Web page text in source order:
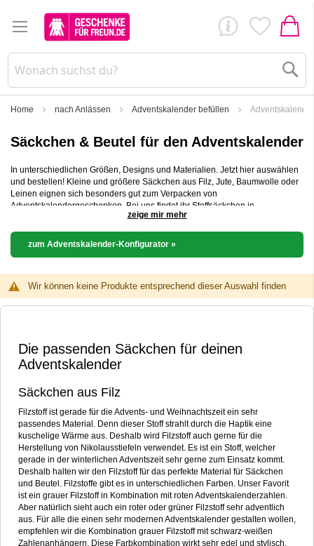
Home nach Anlässen Adventskalender befüllen
Säckchen & Beutel für den Adventskalender
In unterschiedlichen Größen, Designs und Materialien. Jetzt hier auswählen
und bestellen! Kleine und größere Säckchen aus Filz, Jute, Baumwolle oder
Leinen eignen sich besonders gut zum Verpacken von
Adventskalendergeschenken. Bei uns findet ihr Stoffsäckchen in
verschiedenen Größen, Farben und Stoffen. So könnt ihr für jede
Adventskalenderfüllung die genau dafür passende Säckchengröße nach
eurem Geschmack und euren Vorstellungen auswählen. Durch den
praktischen Zugbandverschluss geht es ganz einfach und schnell diese zu
aus Papier an. Aber natürlich haften auch unsere Zahlenaufkleber bzw.
Zahlensticker sehr gut auf den unterschiedlichen Stoffoberflächen.
diese an einem längeren Kordelband der Reihe nach aufgehängt werden.
zeige mir mehr
zum Adventskalender-Konfigurator »
Wir können keine Produkte entsprechend dieser Auswahl finden
Die passenden Säckchen für deinen
Adventskalender
Säckchen aus Filz
Filzstoff ist gerade für die Advents- und Weihnachtszeit ein sehr
passendes Material. Denn dieser Stoff strahlt durch die Haptik eine
kuschelige Wärme aus. Deshalb wird Filzstoff auch gerne für die
Herstellung von Nikolausstiefeln verwendet. Es ist ein Stoff, welcher
gerade in der winterlichen Adventszeit sehr gerne zum Einsatz kommt.
Deshalb halten wir den Filzstoff für das perfekte Material für Säckchen
und Beutel. Filzstoffe gibt es in unterschiedlichen Farben. Unser Favorit
ist ein grauer Filzstoff in Kombination mit roten Adventskalenderzahlen.
Aber natürlich sieht auch ein roter oder grüner Filzstoff sehr adventlich
aus. Für alle die einen sehr modernen Adventskalender gestalten wollen,
empfehlen wir die Kombination grauer Filzstoff mit schwarz-weißen
Zahlenanhängern. Diese Farbkombination wirkt sehr edel und stylisch.